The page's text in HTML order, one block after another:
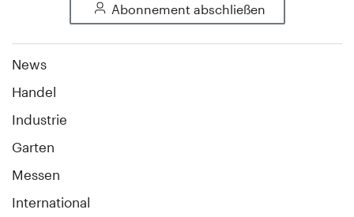
Abonnement abschließen
News
Handel
Industrie
Garten
Messen
International